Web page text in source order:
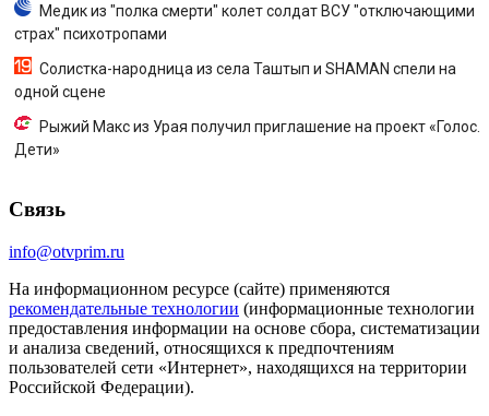
Медик из "полка смерти" колет солдат ВСУ "отключающими
страх" психотропами
Солистка-народница из села Таштып и SHAMAN спели на
одной сцене
Рыжий Макс из Урая получил приглашение на проект «Голос.
Дети»
Связь
info@otvprim.ru
На информационном ресурсе (сайте) применяются
рекомендательные технологии (информационные технологии
предоставления информации на основе сбора, систематизации
и анализа сведений, относящихся к предпочтениям
пользователей сети «Интернет», находящихся на территории
Российской Федерации).